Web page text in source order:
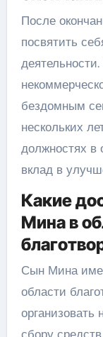
После
посвятить
бездомным
нескольких
должностях в
вклад в
Какие
Мина в
Сын Мина
области
организовать